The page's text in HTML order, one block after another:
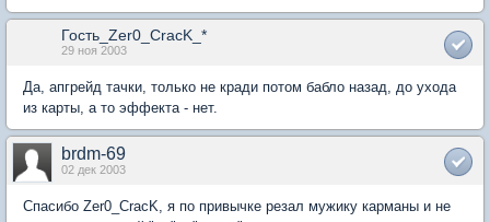
Гость_Zer0_CracK_*
29 ноя 2003
Да, апгрейд тачки, только не кради потом бабло назад, до ухода
из карты, а то эффекта - нет.
brdm-69
02 дек 2003
Спасибо Zer0_CracK, я по привычке резал мужику карманы и не